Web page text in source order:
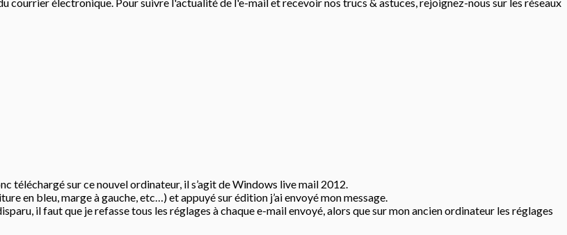
téléchargé sur ce nouvel ordinateur, il s’agit de Windows live mail 2012.
en bleu, marge à gauche, etc…) et appuyé sur édition j’ai envoyé mon message.
il faut que je refasse tous les réglages à chaque e-mail envoyé, alors que sur mon ancien ordinateur les réglages